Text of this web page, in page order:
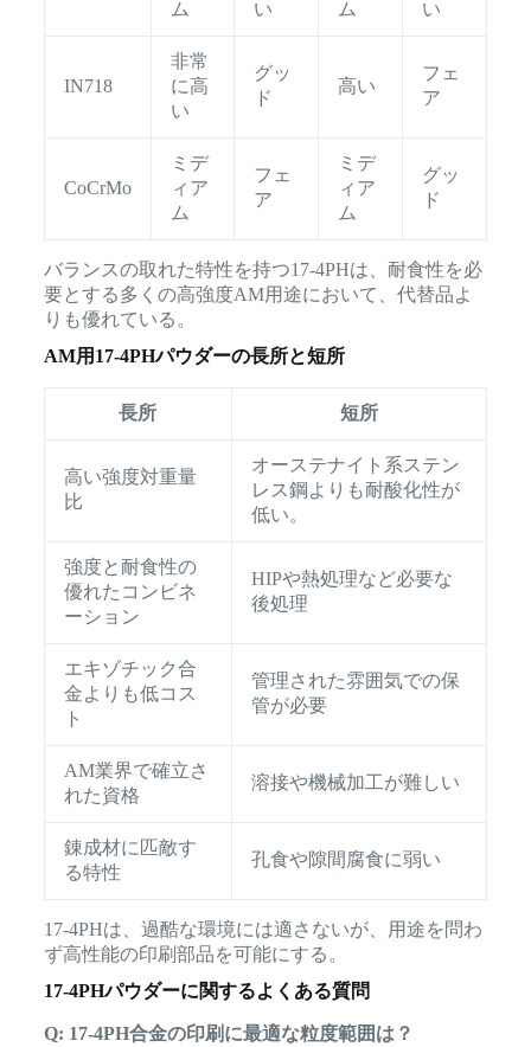
ム
い
ム
い
IN718
非常
に高
い
グッ
ド
高い
フェ
ア
CoCrMo
ミデ
ィア
ム
フェ
ア
ミデ
ィア
ム
グッ
ド
バランスの取れた特性を持つ17-4PHは、耐食性を必
要とする多くの高強度AM用途において、代替品よ
りも優れている。
AM用17-4PHパウダーの長所と短所
長所 短所
高い強度対重量
比
オーステナイト系ステン
レス鋼よりも耐酸化性が
低い。
強度と耐食性の
優れたコンビネ
ーション
HIPや熱処理など必要な
後処理
エキゾチック合
金よりも低コス
ト
管理された雰囲気での保
管が必要
AM業界で確立さ
れた資格
溶接や機械加工が難しい
錬成材に匹敵す
る特性
孔食や隙間腐食に弱い
17-4PHは、過酷な環境には適さないが、用途を問わ
ず高性能の印刷部品を可能にする。
17-4PHパウダーに関するよくある質問
Q: 17-4PH合金の印刷に最適な粒度範囲は？